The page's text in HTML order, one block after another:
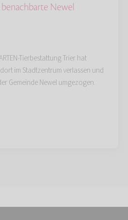
benachbarte Newel
Tierbestattung Trier hat
im Stadtzentrum verlassen und
Gemeinde Newel umgezogen.